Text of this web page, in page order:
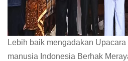
Lebih baik mengadakan
manusia Indonesia Berhak